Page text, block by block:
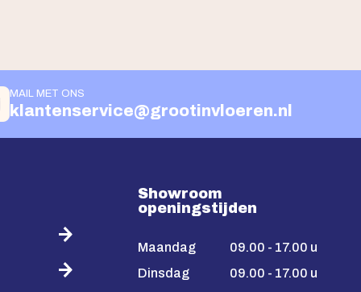
MAIL MET ONS
klantenservice@grootinvloeren.nl
Showroom
openingstijden
Maandag
09.00 - 17.00 u
Dinsdag
09.00 - 17.00 u